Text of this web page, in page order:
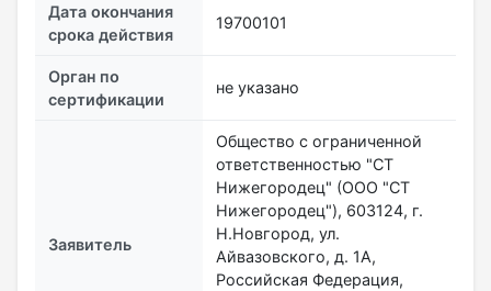
Дата окончания
срока действия
19700101
Орган по
сертификации
не указано
Заявитель
Общество с ограниченной
ответственностью "СТ
Нижегородец" (ООО "СТ
Нижегородец"), 603124, г.
Н.Новгород, ул.
Айвазовского, д. 1А,
Российская Федерация,